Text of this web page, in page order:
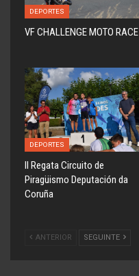
DEPORTES
VF CHALLENGE MOTO RACE
DEPORTES
ll Regata Circuito de
Piragüismo Deputación da
Coruña
ANTERIOR SEGUINTE